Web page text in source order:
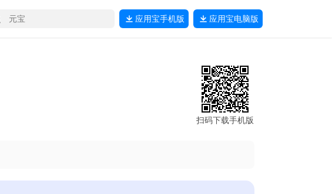
应用宝手机版 应用宝电脑版
扫码下载手机版